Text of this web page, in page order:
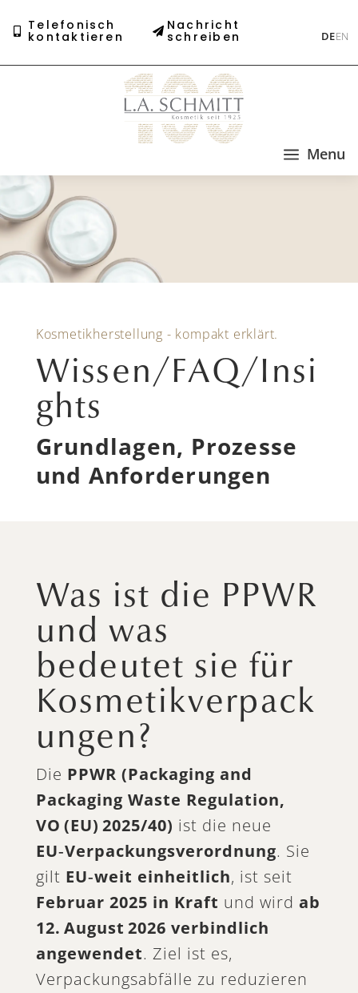
Telefonisch
kontaktieren
Nachricht
schreiben DEEN
a Menu
Kosmetikherstellung - kompakt erklärt.
Wissen/FAQ/Insi
ghts
Grundlagen, Prozesse
und Anforderungen
Was ist die PPWR
und was
bedeutet sie für
Kosmetikverpack
ungen?
Die PPWR (Packaging and
Packaging Waste Regulation,
VO (EU) 2025/40) ist die neue
EU‑Verpackungsverordnung. Sie
gilt EU‑weit einheitlich, ist seit
Februar 2025 in Kraft und wird ab
12. August 2026 verbindlich
angewendet. Ziel ist es,
Verpackungsabfälle zu reduzieren